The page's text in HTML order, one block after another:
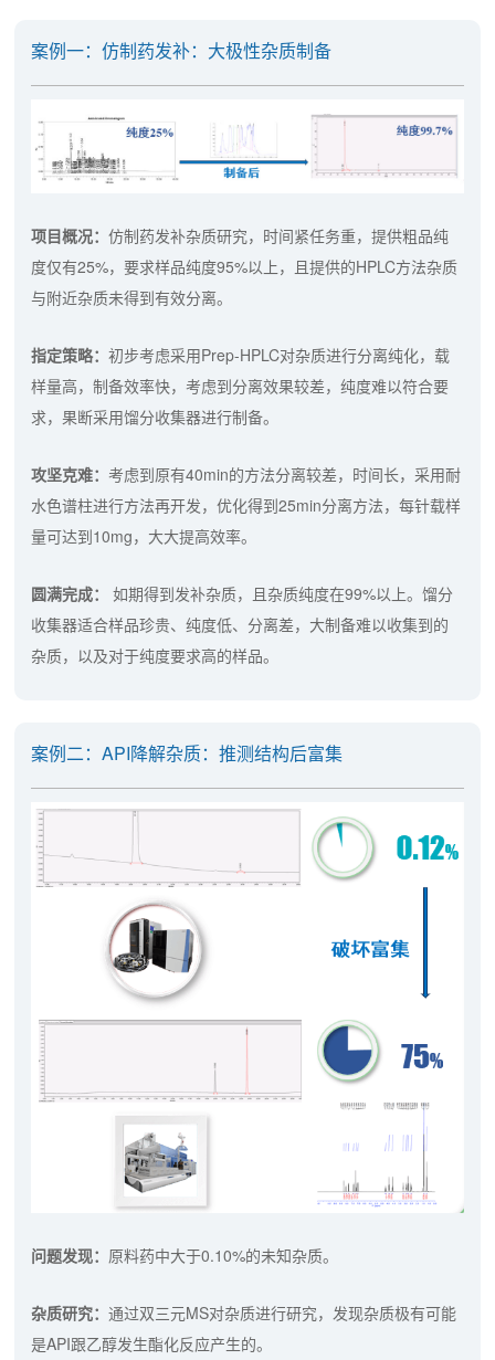
案例一：仿制药发补：大极性杂质制备
项目概况：仿制药发补杂质研究，时间紧任务重，提供粗品纯
度仅有25%，要求样品纯度95%以上，且提供的HPLC方法杂质
与附近杂质未得到有效分离。
指定策略：初步考虑采用Prep-HPLC对杂质进行分离纯化，载
样量高，制备效率快，考虑到分离效果较差，纯度难以符合要
求，果断采用馏分收集器进行制备。
攻坚克难：考虑到原有40min的方法分离较差，时间长，采用耐
水色谱柱进行方法再开发，优化得到25min分离方法，每针载样
量可达到10mg，大大提高效率。
圆满完成：
如期得到发补杂质，且杂质纯度在99%以上。馏分
收集器适合样品珍贵、纯度低、分离差，大制备难以收集到的
杂质，以及对于纯度要求高的样品。
案例二：API降解杂质：推测结构后富集
问题发现： 原料药中大于0.10%的未知杂质。
杂质研究：通过双三元MS对杂质进行研究，发现杂质极有可能
是API跟乙醇发生酯化反应产生的。